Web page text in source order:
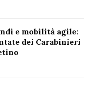
e mobilità agile:
dei Carabinieri